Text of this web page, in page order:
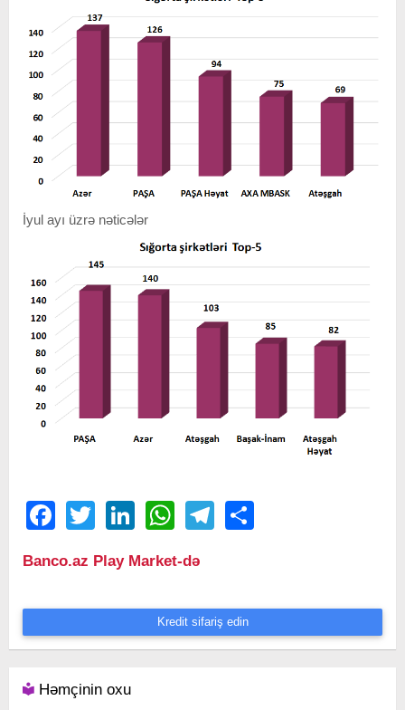
İyul ayı üzrə nəticələr
FacebookTwitter LinkedIn WhatsAppTelegram
Banco.az Play Market-də
Kredit sifariş edin
Həmçinin oxu